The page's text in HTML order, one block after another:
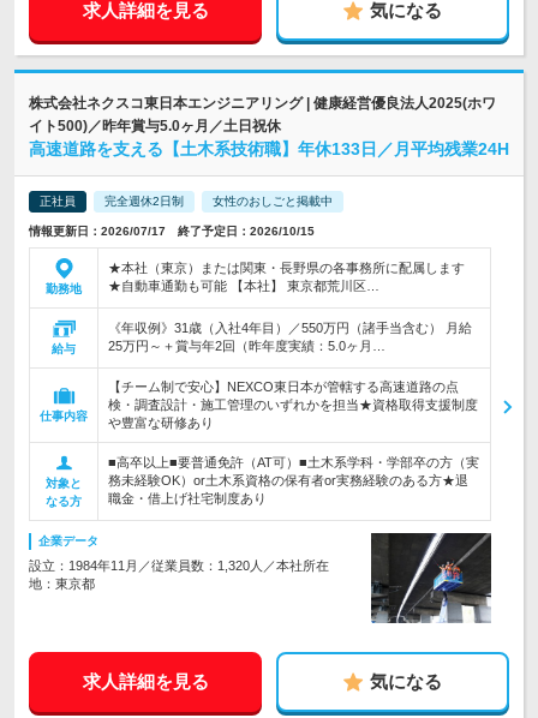
求人詳細を見る 気になる
株式会社ネクスコ東日本エンジニアリング | 健康経営優良法人2025(ホワ
イト500)／昨年賞与5.0ヶ月／土日祝休
高速道路を支える【土木系技術職】年休133日／月平均残業24H
正社員 完全週休2日制 女性のおしごと掲載中
情報更新日：2026/07/17 終了予定日：2026/10/15
勤務地
★本社（東京）または関東・長野県の各事務所に配属します
★自動車通勤も可能 【本社】 東京都荒川区…
給与
《年収例》31歳（入社4年目）／550万円（諸手当含む） 月給
25万円～＋賞与年2回（昨年度実績：5.0ヶ月…
仕事内容
【チーム制で安心】NEXCO東日本が管轄する高速道路の点
検・調査設計・施工管理のいずれかを担当★資格取得支援制度
や豊富な研修あり
対象と
なる方
■高卒以上■要普通免許（AT可）■土木系学科・学部卒の方（実
務未経験OK）or土木系資格の保有者or実務経験のある方★退
職金・借上げ社宅制度あり
企業データ
設立：1984年11月／従業員数：1,320人／本社所在
地：東京都
求人詳細を見る 気になる